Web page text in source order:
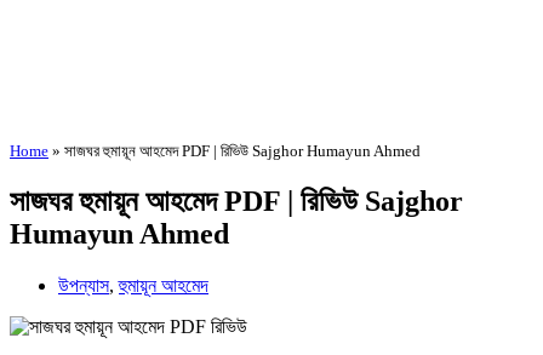
Home » সাজঘর হুমায়ূন আহমেদ PDF | রিভিউ Sajghor Humayun Ahmed
সাজঘর হুমায়ূন আহমেদ PDF | রিভিউ Sajghor
Humayun Ahmed
উপন্যাস,হুমায়ূন আহমেদ